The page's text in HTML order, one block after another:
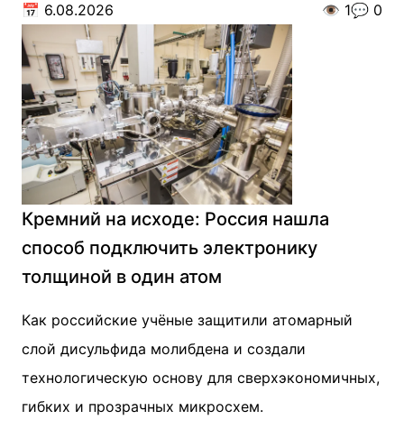
📅 6.08.2026 👁️ 1💬 0
Кремний на исходе: Россия нашла
способ подключить электронику
толщиной в один атом
Как российские учёные защитили атомарный
слой дисульфида молибдена и создали
технологическую основу для сверхэкономичных,
гибких и прозрачных микросхем.